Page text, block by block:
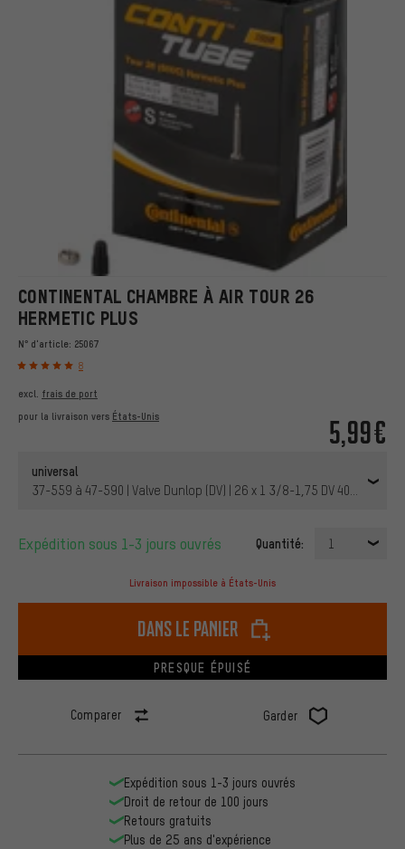
CONTINENTAL CHAMBRE À AIR TOUR 26
HERMETIC PLUS
N° d'article: 25067
8
5,99€
excl. frais de port
pour la livraison vers États-Unis
universal
37-559 à 47-590 | Valve Dunlop (DV) | 26 x 1 3/8-1,75 DV 40 mm | 40
Expédition sous 1-3 jours ouvrés Quantité: 1
Livraison impossible à États-Unis
dans le panier
PRESQUE ÉPUISÉ
Comparer Garder
Expédition sous 1-3 jours ouvrés
Droit de retour de 100 jours
Retours gratuits
Plus de 25 ans d'expérience